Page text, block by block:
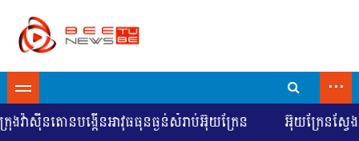
...
ោនបង្កើនអាវុធធុនធ្ងន់សំរាប់អ៊ុយក្រែន អ៊ុយក្រែនស្វែងរកកា